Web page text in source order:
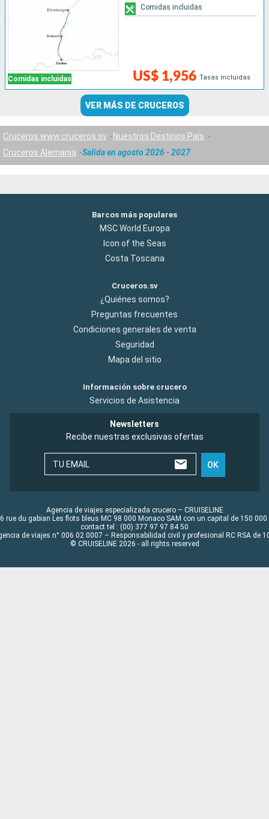
Comidas incluidas US$ 1,956 Tasas incluidas
Comidas incluidas
VER MÁS DE CRUCEROS
Cruceros www.cruceros.sv
Nuestros Destinos País
Cruceros Alemania
Salida en agosto 2026 - 2027
Barcos más populares
MSC World Europa
Icon of the Seas
Costa Toscana
Cruceros.sv
¿Quiénes somos?
Preguntas frecuentes
Condiciones generales de venta
Seguridad
Mapa del sitio
Información sobre crucero
Servicios de Asistencia
Newsletters
Recibe nuestras exclusivas ofertas
TU EMAIL OK
Agencia de viajes especializada crucero – CRUISELINE
rue du gabian Les flots bleus MC 98 000 Monaco SAM con un capital de 150 000
contact tel : (00) 377 97 97 84 50
de viajes n° 006 02 0007 – Responsabilidad civil y profesional RC RSA de
© CRUISELINE 2026 - all rights reserved